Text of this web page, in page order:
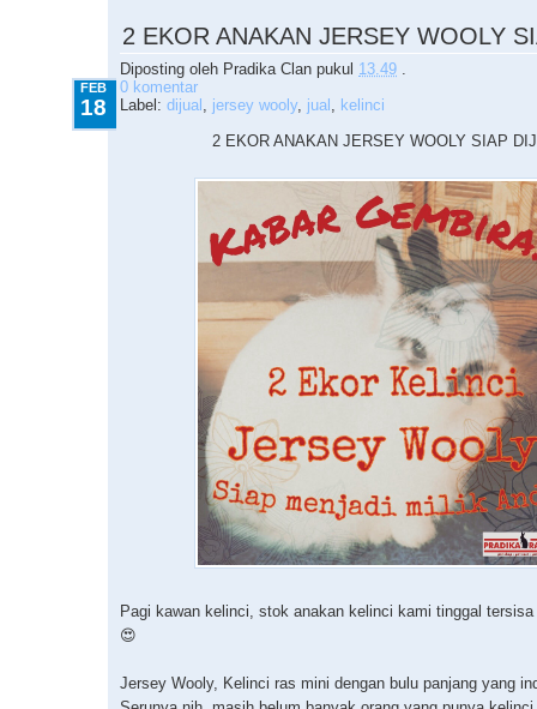
2 EKOR ANAKAN JERSEY WOOLY
Diposting oleh Pradika Clan pukul 13.49 .
FEB
18
0 komentar
Label: dijual , jersey wooly, jual , kelinci
2 EKOR ANAKAN JERSEY WOOLY SIAP
Pagi kawan kelinci, stok anakan kelinci kami tinggal
😍
Jersey Wooly, Kelinci ras mini dengan bulu panjang yang